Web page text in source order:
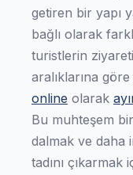
getiren bir yapı
bağlı olarak
turistlerin
aralıklarına
online olarak
Bu muhteşem
dalmak ve daha
tadını